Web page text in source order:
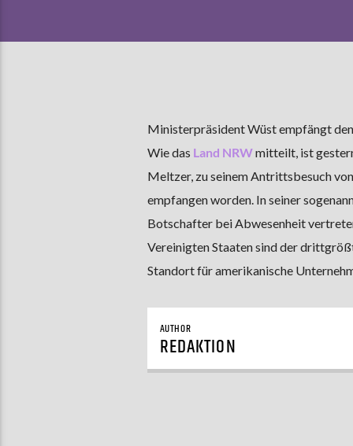
Ministerpräsident Wüst empfängt
Wie das Land NRWmitteilt, ist
Meltzer, zu seinem Antrittsbesuch
empfangen worden. In seiner
Botschafter bei Abwesenheit
Vereinigten Staaten sind der
Standort für amerikanische
AUTHOR
REDAKTION